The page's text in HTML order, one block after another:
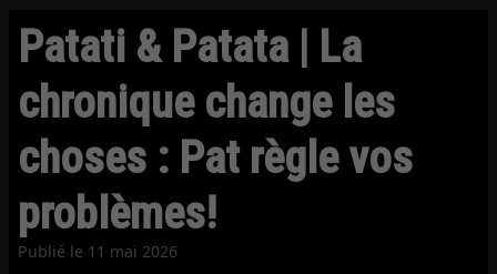
Patati & Patata | La
chronique change les
choses : Pat règle vos
problèmes!
Publié le 11 mai 2026